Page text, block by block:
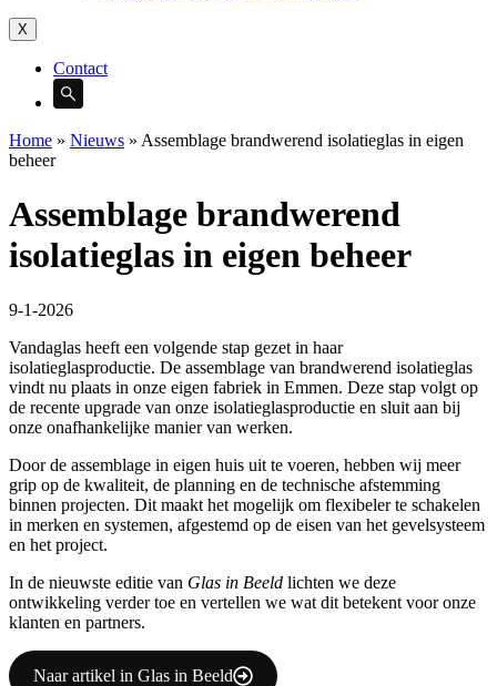
X
Contact
Home » Nieuws » Assemblage brandwerend isolatieglas in eigen
beheer
Assemblage brandwerend
isolatieglas in eigen beheer
9-1-2026
Vandaglas heeft een volgende stap gezet in haar
isolatieglasproductie. De assemblage van brandwerend isolatieglas
vindt nu plaats in onze eigen fabriek in Emmen. Deze stap volgt op
de recente upgrade van onze isolatieglasproductie en sluit aan bij
onze onafhankelijke manier van werken.
Door de assemblage in eigen huis uit te voeren, hebben wij meer
grip op de kwaliteit, de planning en de technische afstemming
binnen projecten. Dit maakt het mogelijk om flexibeler te schakelen
in merken en systemen, afgestemd op de eisen van het gevelsysteem
en het project.
In de nieuwste editie van Glas in Beeld lichten we deze
ontwikkeling verder toe en vertellen we wat dit betekent voor onze
klanten en partners.
Naar artikel in Glas in Beeld